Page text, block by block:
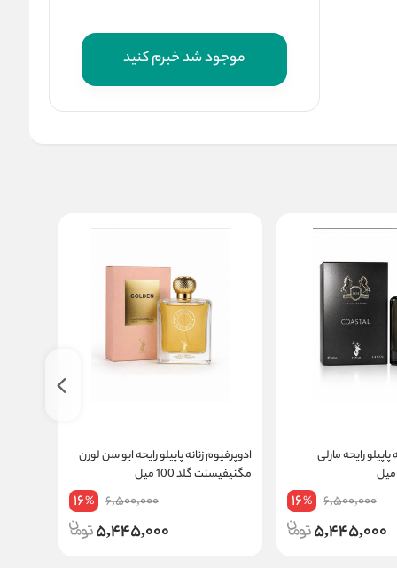
موجود شد خبرم کنید
رایحه مارلی
6,500,000
16%
5,445,000
ادوپرفیوم زنانه پاپیلو رایحه ایو سن لورن
مگنیفیسنت گلد 100 میل
6,500,000
16%
5,445,000